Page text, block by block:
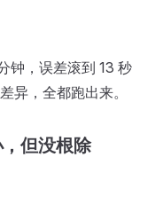
钟，误差滚到 13 秒
，全都跑出来。
但没根除